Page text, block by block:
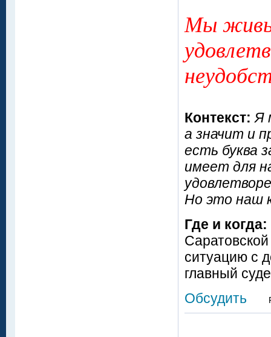
Мы
Контекст: Я
а значит и
есть буква
имеет для
Но это наш
Где и когда:
ситуацию с
главный
Обсудить